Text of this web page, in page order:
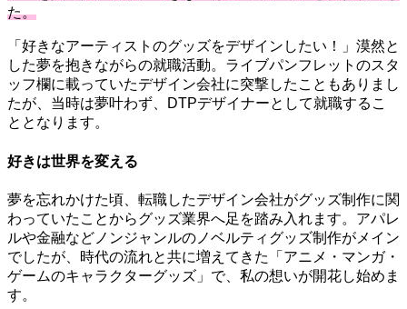
た。
「好きなアーティストのグッズをデザインしたい！」漠然と
した夢を抱きながらの就職活動。ライブパンフレットのスタ
ッフ欄に載っていたデザイン会社に突撃したこともありまし
たが、当時は夢叶わず、DTPデザイナーとして就職するこ
ととなります。
好きは世界を変える
夢を忘れかけた頃、転職したデザイン会社がグッズ制作に関
わっていたことからグッズ業界へ足を踏み入れます。アパレ
ルや金融などノンジャンルのノベルティグッズ制作がメイン
でしたが、時代の流れと共に増えてきた「アニメ・マンガ・
ゲームのキャラクターグッズ」で、私の想いが開花し始めま
す。